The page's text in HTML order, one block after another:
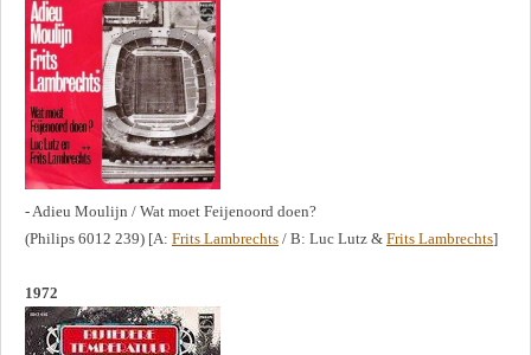
- Adieu Moulijn / Wat moet Feijenoord doen?
(Philips 6012 239) [A: Frits Lambrechts / B: Luc Lutz & Frits Lambrechts]
1972